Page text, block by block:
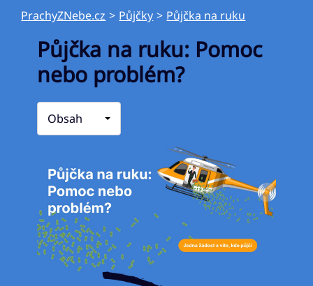
PrachyZNebe.cz > Půjčky > Půjčka na ruku
Půjčka na ruku: Pomoc
nebo problém?
Obsah